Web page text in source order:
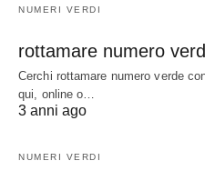
NUMERI VERDI
rottamare numero
Cerchi rottamare numero verde
qui, online o…
3 anni ago
NUMERI VERDI